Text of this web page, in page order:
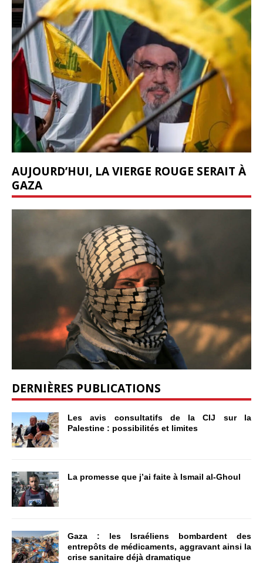
AUJOURD’HUI, LA VIERGE ROUGE SERAIT À
GAZA
DERNIÈRES PUBLICATIONS
Les avis consultatifs de la CIJ sur la
Palestine : possibilités et limites
La promesse que j’ai faite à Ismail al-Ghoul
Gaza : les Israéliens bombardent des
entrepôts de médicaments, aggravant ainsi la
crise sanitaire déjà dramatique